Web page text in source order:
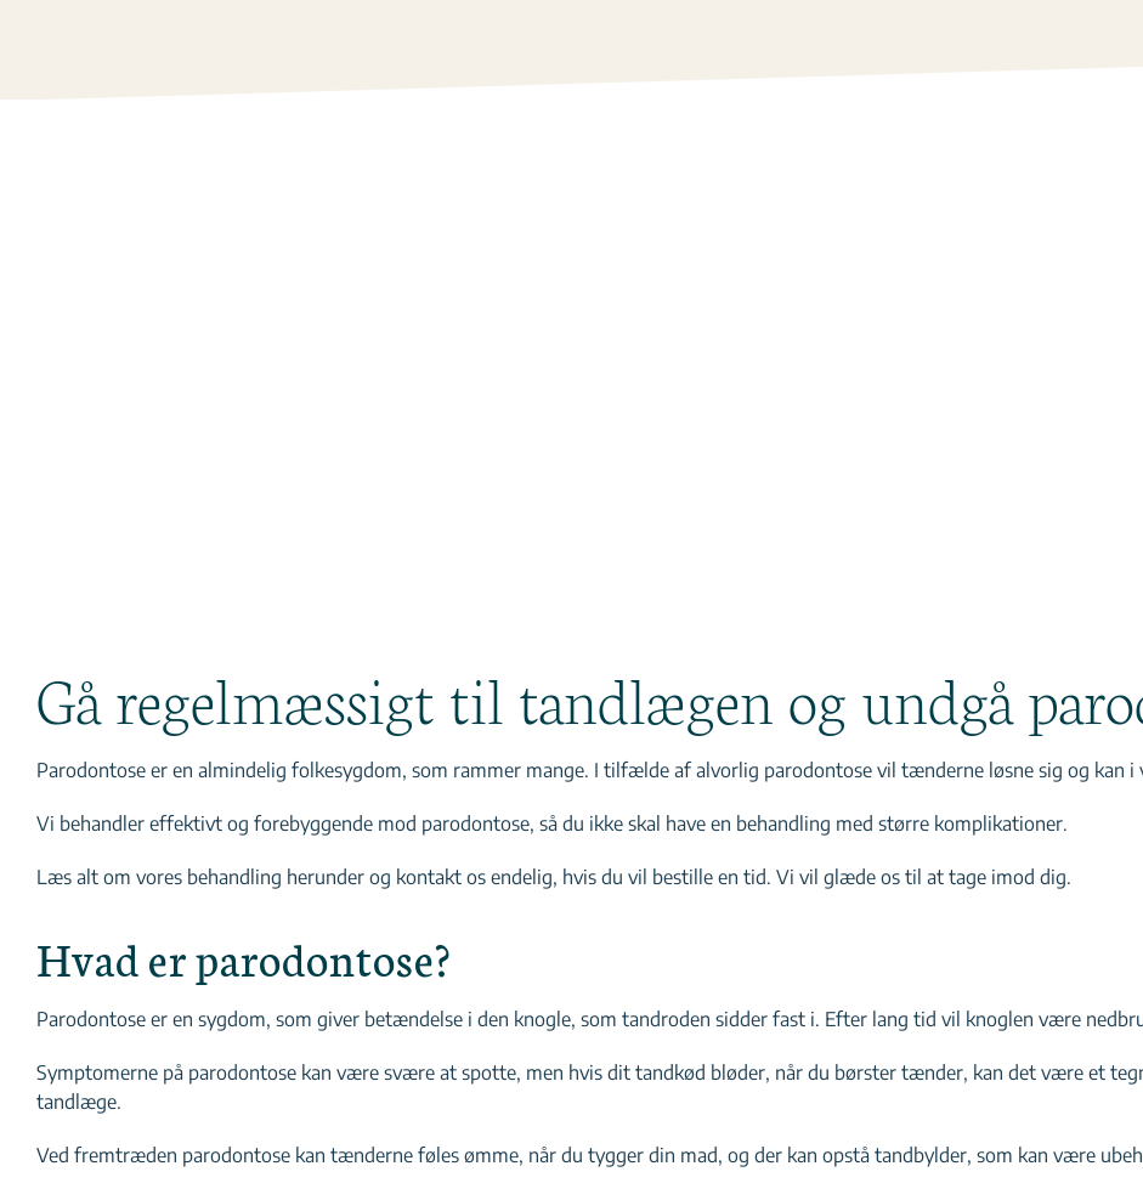
Gå regelmæssigt til tandlægen og undgå
Parodontose er en almindelig folkesygdom, som rammer mange. I tilfælde af alvorlig parodontose vil tænderne løsne sig og kan
Vi behandler effektivt og forebyggende mod parodontose, så du ikke skal have en behandling med større komplikationer.
Læs alt om vores behandling herunder og kontakt os endelig, hvis du vil bestille en tid. Vi vil glæde os til at tage imod dig.
Hvad er parodontose?
Parodontose er en sygdom, som giver betændelse i den knogle, som tandroden sidder fast i. Efter lang tid vil knoglen være
Symptomerne på parodontose kan være svære at spotte, men hvis dit tandkød bløder, når du børster tænder, kan det være et
tandlæge.
Ved fremtræden parodontose kan tænderne føles ømme, når du tygger din mad, og der kan opstå tandbylder, som kan være